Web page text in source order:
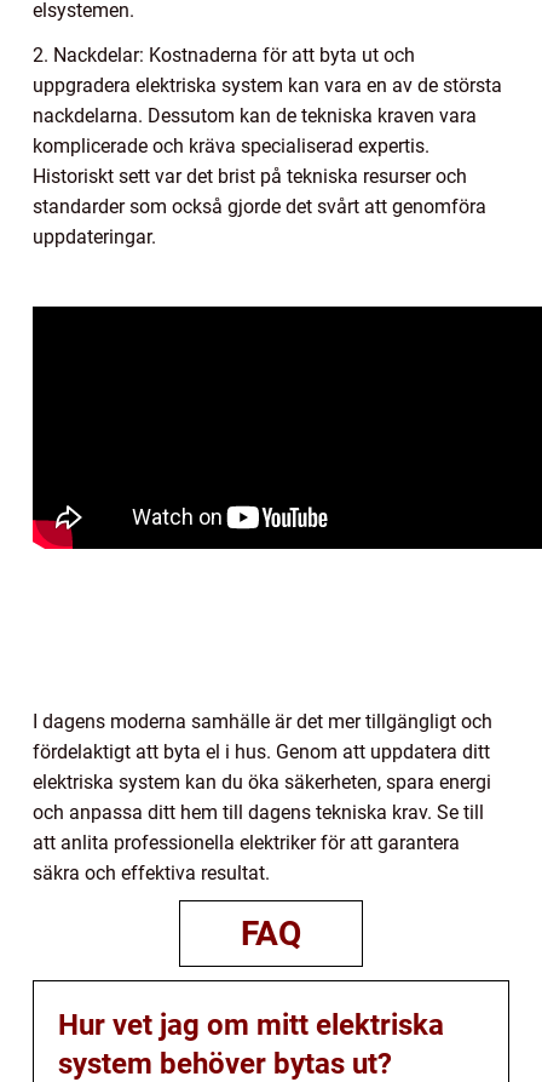
elsystemen.
2. Nackdelar: Kostnaderna för att byta ut och
uppgradera elektriska system kan vara en av de största
nackdelarna. Dessutom kan de tekniska kraven vara
komplicerade och kräva specialiserad expertis.
Historiskt sett var det brist på tekniska resurser och
standarder som också gjorde det svårt att genomföra
uppdateringar.
I dagens moderna samhälle är det mer tillgängligt och
fördelaktigt att byta el i hus. Genom att uppdatera ditt
elektriska system kan du öka säkerheten, spara energi
och anpassa ditt hem till dagens tekniska krav. Se till
att anlita professionella elektriker för att garantera
säkra och effektiva resultat.
FAQ
Hur vet jag om mitt elektriska
system behöver bytas ut?